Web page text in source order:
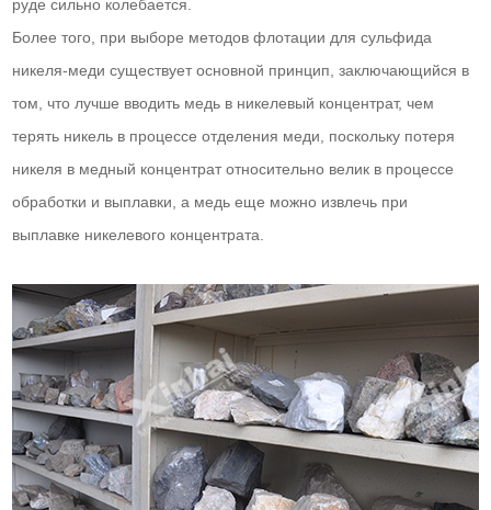
руде сильно колебается.
Более того, при выборе методов флотации для сульфида
никеля-меди существует основной принцип, заключающийся в
том, что лучше вводить медь в никелевый концентрат, чем
терять никель в процессе отделения меди, поскольку потеря
никеля в медный концентрат относительно велик в процессе
обработки и выплавки, а медь еще можно извлечь при
выплавке никелевого концентрата.